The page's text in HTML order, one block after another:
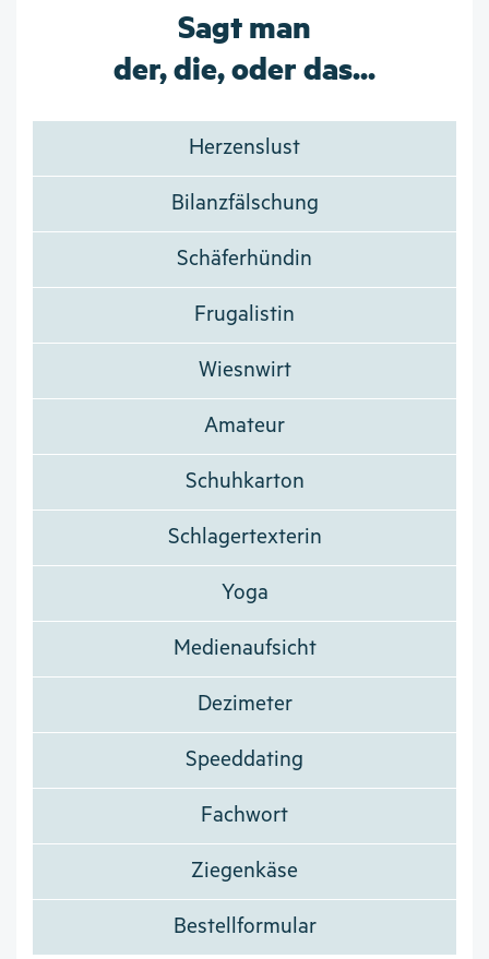
Sagt man
der, die, oder das...
Herzenslust
Bilanzfälschung
Schäferhündin
Frugalistin
Wiesnwirt
Amateur
Schuhkarton
Schlagertexterin
Yoga
Medienaufsicht
Dezimeter
Speeddating
Fachwort
Ziegenkäse
Bestellformular